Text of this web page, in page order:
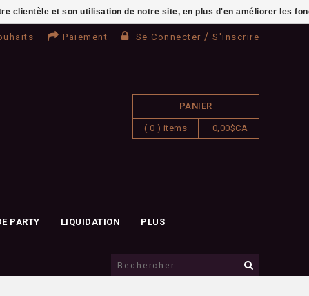
Paiement Se Connecter / S'inscrire
PANIER
( 0 ) items 0,00$CA
PARTY LIQUIDATION PLUS
clientèle et son utilisation de notre site, en plus d'en améliorer les